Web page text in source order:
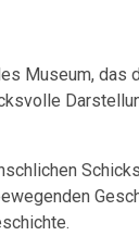
Museum,